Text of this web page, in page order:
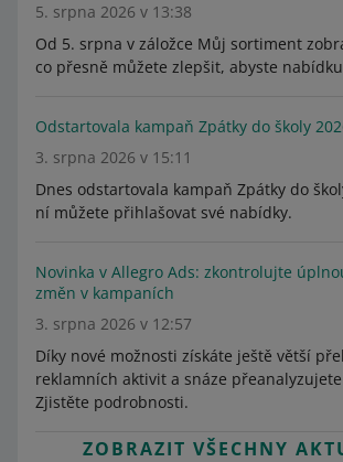
5. srpna 2026 v 13:38
Od 5. srpna v záložce Můj sortiment
co přesně můžete zlepšit, abyste
Odstartovala kampaň Zpátky do školy
3. srpna 2026 v 15:11
Dnes odstartovala kampaň Zpátky do
ní můžete přihlašovat své nabídky.
Novinka v Allegro Ads: zkontrolujte
změn v kampaních
3. srpna 2026 v 12:57
Díky nové možnosti získáte ještě větší
reklamních aktivit a snáze
Zjistěte podrobnosti.
ZOBRAZIT VŠECHNY